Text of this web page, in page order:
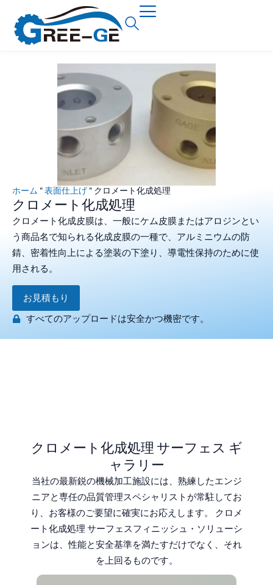
ホーム "表面仕上げ " クロメート化成処理
クロメート化成処理
クロメート化成皮膜は、一般にケム皮膜またはアロジンとい
う商品名で知られる化成皮膜の一種で、アルミニウムの防
錆、密着性向上による塗装の下塗り、導電性保持のために使
用される。
お見積もり
すべてのアップロードは安全かつ機密です。
クロメート化成処理 サーフェス ギ
ャラリー
当社の最新鋭の機械加工施設には、熟練したエンジ
ニアと専任の品質管理スペシャリストが常駐してお
り、お客様のご要望に確実にお応えします。 クロメ
ート化成処理 サーフェスフィニッシュ・ソリューシ
ョンは、性能と安全基準を満たすだけでなく、それ
を上回るものです。